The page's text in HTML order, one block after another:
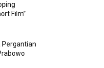
Film”
Pergantian